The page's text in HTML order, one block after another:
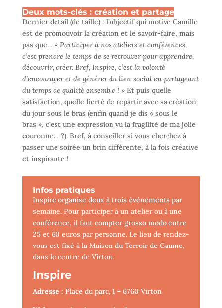
Deux mots-clés : création et partage
Dernier détail (de taille) : l’objectif qui motive Camille
est de promouvoir la création et le savoir-faire, mais
pas que… « Participer à nos ateliers et conférences,
c’est prendre le temps de se retrouver pour apprendre,
découvrir, créer. Bref, Inspire, c’est la volonté
d’encourager et de générer du lien social en partageant
du temps de qualité ensemble ! »Et puis quelle
satisfaction, quelle fierté de repartir avec sa création
du jour sous le bras (enfin quand je dis « sous le
bras », c’est une expression vu la fragilité de ma jolie
couronne… ?). Bref, à conseiller si vous cherchez à
passer une soirée un brin différente, à la fois créative
et inspirante !
Infos pratiques
Inspire organise deux à trois événements par
semaine. Pour participer à un atelier ou à une
conférence, il faut compter grosso modo entre
25 et 60 euros par personne. Le lieu de rendez-
vous est fixé à la Maison du Terroir de Gaume,
dans le centre de Virton.
Inspire
Adresse : Place du parc, 1 – 6760 Virton